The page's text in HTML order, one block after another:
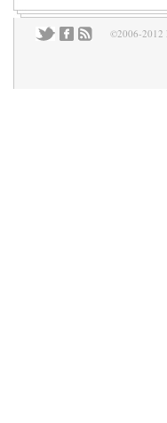
©2006-2012